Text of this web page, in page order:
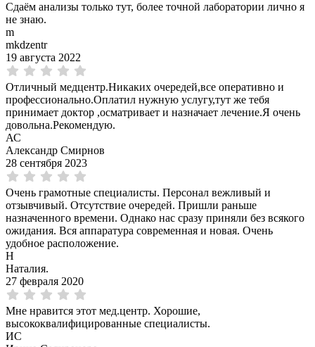
Сдаём анализы только тут, более точной лаборатории лично я
не знаю.
m
mkdzentr
19 августа 2022
Отличный медцентр.Никаких очередей,все оперативно и
профессионально.Оплатил нужную услугу,тут же тебя
принимает доктор ,осматривает и назначает лечение.Я очень
довольна.Рекомендую.
АС
Александр Смирнов
28 сентября 2023
Очень грамотные специалисты. Персонал вежливый и
отзывчивый. Отсутствие очередей. Пришли раньше
назначенного времени. Однако нас сразу приняли без всякого
ожидания. Вся аппаратура современная и новая. Очень
удобное расположение.
Н
Наталия.
27 февраля 2020
Мне нравится этот мед.центр. Хорошие,
высококвалифицированные специалисты.
ИС